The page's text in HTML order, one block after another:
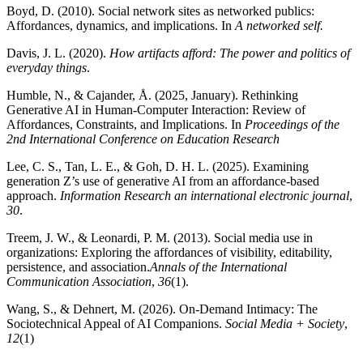
Boyd, D. (2010). Social network sites as networked publics:
Affordances, dynamics, and implications. In A networked self.
Davis, J. L. (2020). How artifacts afford: The power and politics of
everyday things.
Humble, N., & Cajander, Å. (2025, January). Rethinking
Generative AI in Human-Computer Interaction: Review of
Affordances, Constraints, and Implications. In Proceedings of the
2nd International Conference on Education Research
Lee, C. S., Tan, L. E., & Goh, D. H. L. (2025). Examining
generation Z’s use of generative AI from an affordance-based
approach. Information Research an international electronic journal,
30.
Treem, J. W., & Leonardi, P. M. (2013). Social media use in
organizations: Exploring the affordances of visibility, editability,
persistence, and association.Annals of the International
Communication Association, 36(1).
Wang, S., & Dehnert, M. (2026). On-Demand Intimacy: The
Sociotechnical Appeal of AI Companions. Social Media + Society,
12(1)